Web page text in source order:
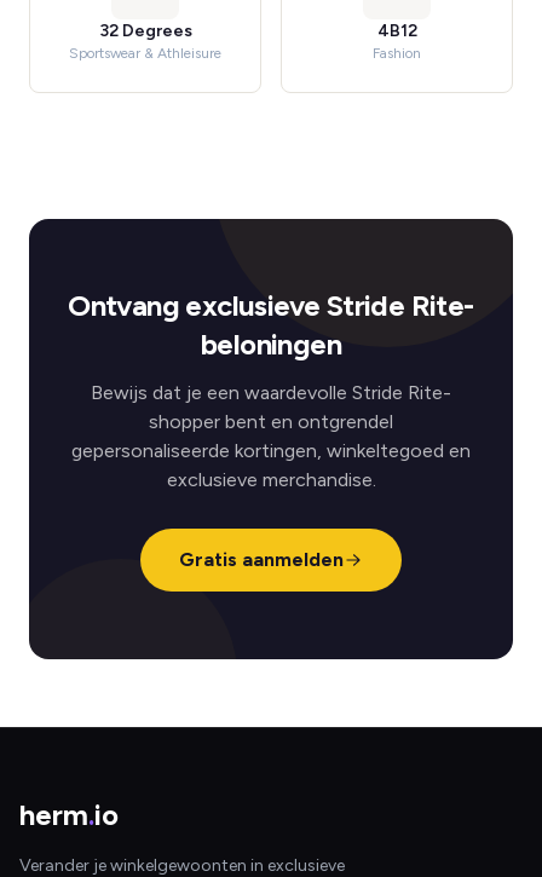
32 Degrees
Sportswear & Athleisure
4B12
Fashion
Ontvang exclusieve Stride Rite-
beloningen
Bewijs dat je een waardevolle Stride Rite-
shopper bent en ontgrendel
gepersonaliseerde kortingen, winkeltegoed en
exclusieve merchandise.
Gratis aanmelden
herm.io
Verander je winkelgewoonten in exclusieve